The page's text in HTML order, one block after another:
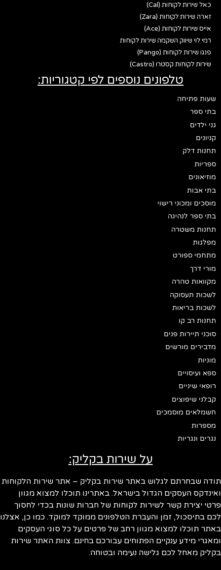
כאל שירות לקוחות (Cal)
זארה שירות לקוחות (Zara)
אייס שירות לקוחות (Ace)
רמי לוי שיווק השקמה שירות לקוחות
פנגו שירות לקוחות (Pango)
שירות לקוחות קסטרו (Castro)
טלפונים נוספים לפי קטגוריות:
שעות פתיחה
בתי ספר
גני ילדים
קניונים
תחנות דלק
ספריות
מוזיאונים
בתי אבות
מוסכים ומכוני רישוי
בתי ספר לנהיגה
תחנות משטרה
מפלגות
מתחמי ספורט
מורי דרך
מקוואות טהרה
לשכות תעסוקה
לשכות בריאות
תחנות רב קו
סוכני תיירות פנים
מדבירים מורשים
מוניות
ספא ועיסויים
רופאי שיניים
קבלני שיפוצים
חשמלאים מוסמכים
מספרות
נגרים ונגריות
על שירות בקליק:
תודה שבחרתם לגלוש באתר שירות בקליק – אתר שירות הלקוחות
ואינדקס העסקים הגדול בישראל. באתרינו תוכלו למצוא מגוון
פרטי יצירת קשר לשירות לקוחות של חברות שונות בכדי לחסוך
לכם בתיסכול, זמן והעברת הטלפונים ממוקד למוקד. כמו כן, אצלנו
באתר תוכלו למצוא מגוון רחב של פרטים על כל סוגי העסקים
ומאגרי מידע ענקיים הפתוחים עבורכם בחינם. צוות האתר שירות
בקליק מאחל לכם גלישה נעימה ובטוחה.